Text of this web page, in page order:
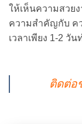
ให้เห็นความสวย
ความสำคัญกับ คว
เวลาเพียง 1-2 วั
ติดต่อ